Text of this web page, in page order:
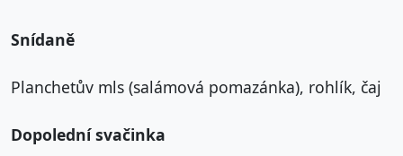
Snídaně
Planchetův mls (salámová pomazánka), rohlík, čaj
Dopolední svačinka